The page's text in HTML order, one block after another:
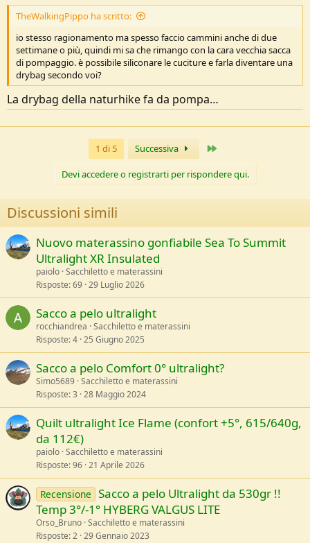
TheWalkingPippo ha scritto:
io stesso ragionamento ma spesso faccio cammini anche di due
settimane o più, quindi mi sa che rimango con la cara vecchia sacca
di pompaggio. è possibile siliconare le cuciture e farla diventare una
drybag secondo voi?
La drybag della naturhike fa da pompa…
1 di 5 Successiva
Devi accedere o registrarti per rispondere qui.
Discussioni simili
Nuovo materassino gonfiabile Sea To Summit
Ultralight XR Insulated
paiolo Sacchiletto e materassini
Risposte 69 29 Luglio 2026
Sacco a pelo ultralight
rocchiandrea Sacchiletto e materassini
Risposte 4 25 Giugno 2025
Sacco a pelo Comfort 0° ultralight?
Simo5689 Sacchiletto e materassini
Risposte 3 28 Maggio 2024
Quilt ultralight Ice Flame (confort +5°, 615/640g,
da 112€)
paiolo Sacchiletto e materassini
Risposte 96 21 Aprile 2026
Recensione Sacco a pelo Ultralight da 530gr !!
Temp 3°/-1° HYBERG VALGUS LITE
Orso_Bruno Sacchiletto e materassini
Risposte 2 29 Gennaio 2023